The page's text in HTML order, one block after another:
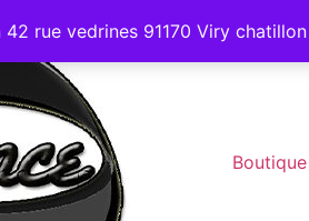
rue vedrines 91170 Viry chatillon
Boutique